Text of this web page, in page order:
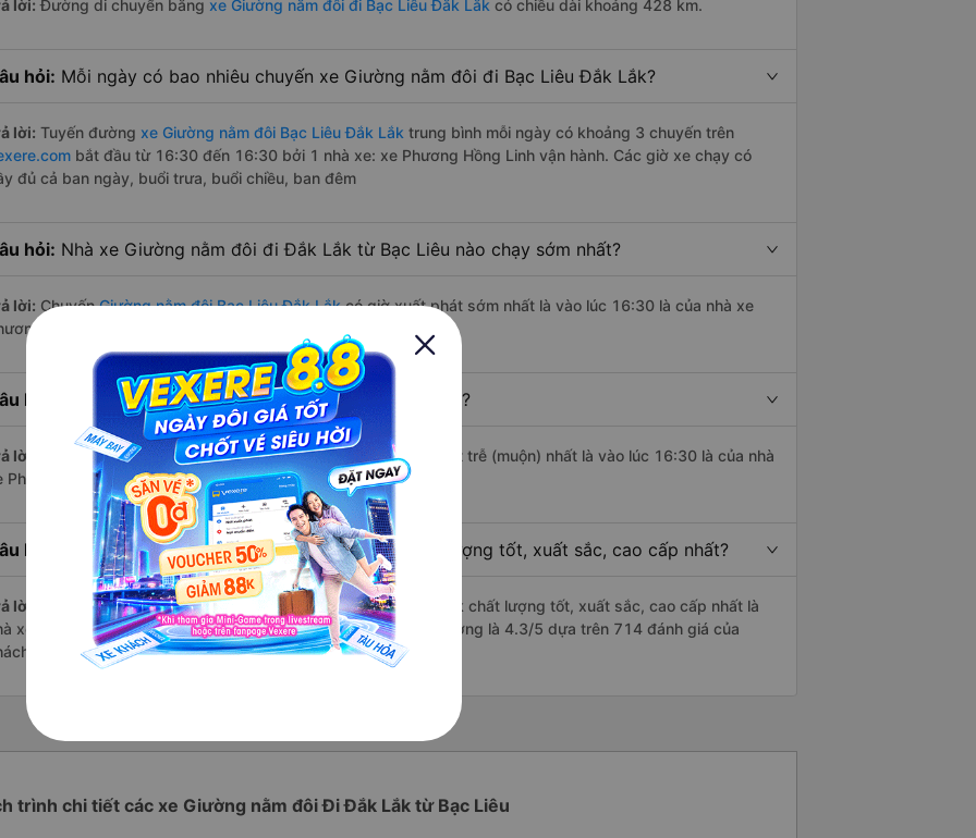
lời: Đường di chuyển bằng xe Giường nằm đôi đi Bạc Liêu Đắk Lắk có chiều dài khoảng 428 km.
hỏi: Mỗi ngày có bao nhiêu chuyến xe Giường nằm đôi đi Bạc Liêu Đắk Lắk?
lời: Tuyến đường xe Giường nằm đôi Bạc Liêu Đắk Lắk trung bình mỗi ngày có khoảng 3 chuyến trên
bắt đầu từ 16:30 đến 16:30 bởi 1 nhà xe: xe Phương Hồng Linh vận hành. Các giờ xe chạy có
đủ cả ban ngày, buổi trưa, buổi chiều, ban đêm
hỏi: Nhà xe Giường nằm đôi đi Đắk Lắk từ Bạc Liêu nào chạy sớm nhất?
lời: ChuyếnGiường nằm đôi Bạc Liêu Đắk Lắkcó giờ xuất phát sớm nhất là vào lúc 16:30 là của nhà xe
Hồng Linh.
hỏi: Nhà xe đi Đắk Lắk từ Bạc Liêu nào chạy trễ nhất?
lời: ChuyếnGiường nằm đôi Bạc Liêu Đắk Lắkcó giờ xuất phát trễ (muộn) nhất là vào lúc 16:30 là của nhà
Phương Hồng Linh.
hỏi: Review xe đi Đắk Lắk từ Bạc Liêu nào có chất lượng tốt, xuất sắc, cao cấp nhất?
lời:
Những hãng có loại xe Giường nằm đôi đi Bạc Liêu Đắk Lắk chất lượng tốt, xuất sắc, cao cấp nhất là
xe Phương Hồng Linh đi Đắk Lắk từ Bạc Liêu với điểm chất lượng là 4.3/5 dựa trên 714 đánh giá của
hàng).
trình chi tiết các xe Giường nằm đôi Đi Đắk Lắk từ Bạc Liêu